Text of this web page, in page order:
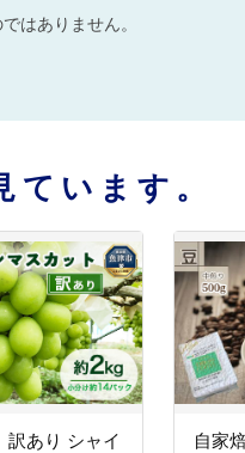
はありません。
います。
訳あり シャイ
自家